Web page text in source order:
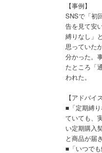
【事例】
SNSで「初
告を見て安
縛りなし」
思っていた
分かった。
たところ「
われた。
【アドバイ
■「定期縛
ていても、
い定期購入
と商品が届
■「いつでも